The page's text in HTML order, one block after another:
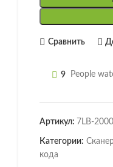
Сравнить
9 People
Артикул: 7LB-
Категории:
кода